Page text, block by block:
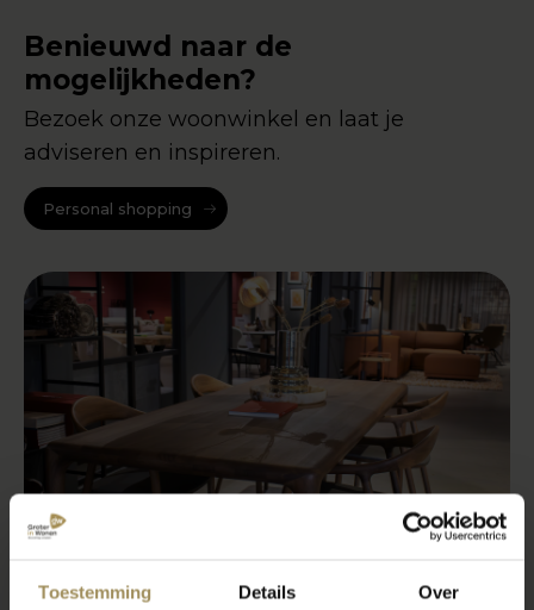
Toestemming Details Over
Benieuwd naar de
mogelijkheden?
Bezoek onze woonwinkel en laat je
adviseren en inspireren.
Personal shopping